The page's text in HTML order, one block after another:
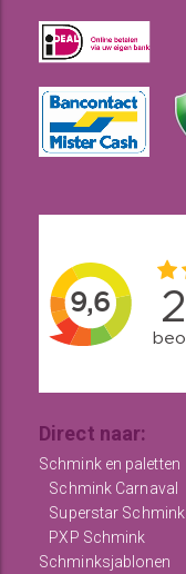
Direct naar:
Schmink en paletten
Schmink Carnaval
Superstar Schmink
PXP Schmink
Schminksjablonen